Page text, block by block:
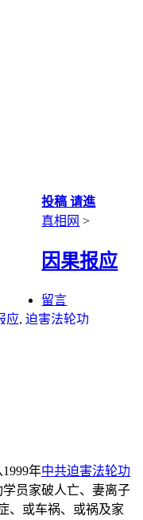
投稿 请進
真相网 >
因果报应
留言
应, 迫害法轮功
年中共迫害法轮功
员家破人亡、妻离子
、或车祸、或祸及家